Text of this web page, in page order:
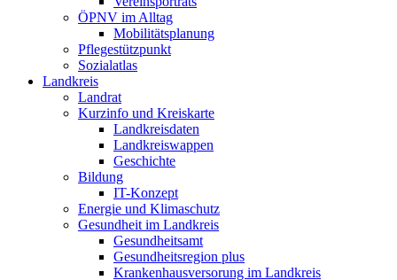
ÖPNV im Alltag
Mobilitätsplanung
Pflegestützpunkt
Sozialatlas
Landkreis
Landrat
Kurzinfo und Kreiskarte
Landkreisdaten
Landkreiswappen
Geschichte
Bildung
IT-Konzept
Energie und Klimaschutz
Gesundheit im Landkreis
Gesundheitsamt
Gesundheitsregion plus
Krankenhausversorung im Landkreis